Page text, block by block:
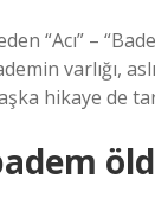
“Acı” –
varlığı,
hikaye de